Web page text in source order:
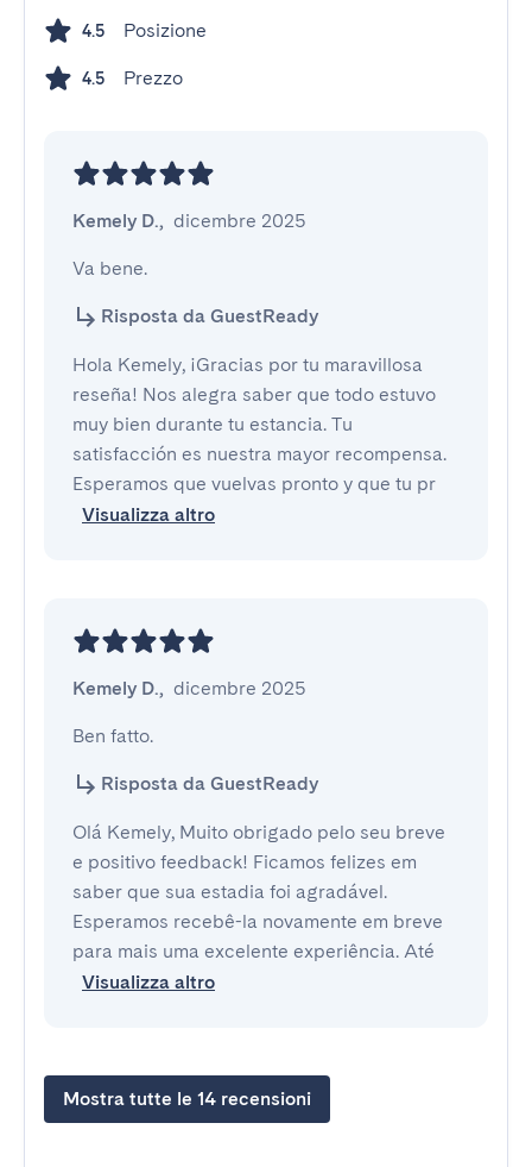
4.5 Posizione
4.5 Prezzo
Kemely D., dicembre 2025
Va bene.
Risposta da GuestReady
Hola Kemely, ¡Gracias por tu maravillosa
reseña! Nos alegra saber que todo estuvo
muy bien durante tu estancia. Tu
satisfacción es nuestra mayor recompensa.
Esperamos que vuelvas pronto y que tu pr
Visualizza altro
Kemely D., dicembre 2025
Ben fatto.
Risposta da GuestReady
Olá Kemely, Muito obrigado pelo seu breve
e positivo feedback! Ficamos felizes em
saber que sua estadia foi agradável.
Esperamos recebê-la novamente em breve
para mais uma excelente experiência. Até
Visualizza altro
Mostra tutte le 14 recensioni